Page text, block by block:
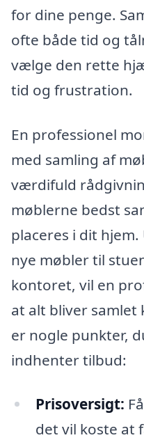
for dine penge.
ofte både tid og
vælge den rette
tid og frustration.
En professionel
med samling af
værdifuld
møblerne bedst
placeres i dit
nye møbler til
kontoret, vil en
at alt bliver
er nogle punkter,
indhenter tilbud:
Prisoversigt:
det vil koste at